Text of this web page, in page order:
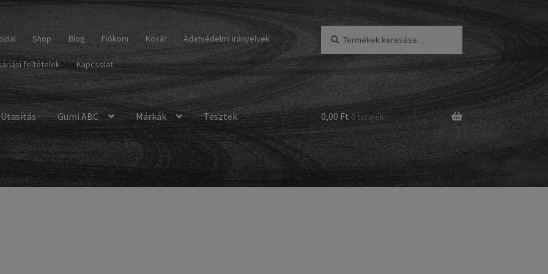
Shop Blog Fiókom Kosár Adatvédelmi irányelvek
feltételek Kapcsolat
következőre:
Utasítás Gumi ABC Márkák Tesztek 0,00 Ft 0 termék